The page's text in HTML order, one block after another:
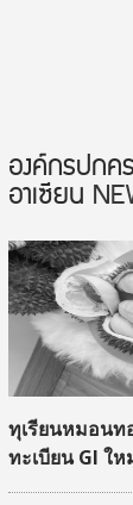
องค์กรปกค
อาเซียน
ทุเรียนหมอนท
ทะเบียน GI ใ
ได้หมื่นล้าน